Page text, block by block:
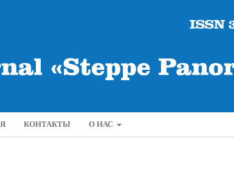
КОНТАКТЫ О НАС